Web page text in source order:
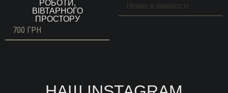
РОБОТИ,
ВІВТАРНОГО
ПРОСТОРУ
700 ГРН
Немає в наявності